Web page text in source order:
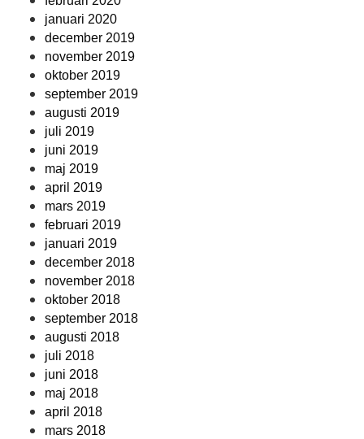
januari 2020
december 2019
november 2019
oktober 2019
september 2019
augusti 2019
juli 2019
juni 2019
maj 2019
april 2019
mars 2019
februari 2019
januari 2019
december 2018
november 2018
oktober 2018
september 2018
augusti 2018
juli 2018
juni 2018
maj 2018
april 2018
mars 2018